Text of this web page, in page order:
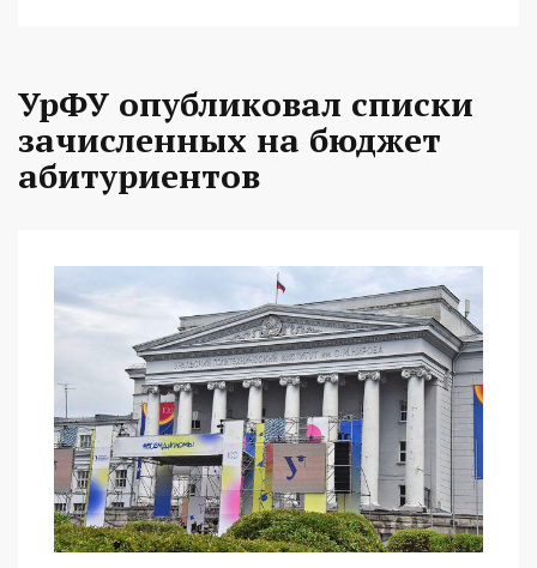
УрФУ опубликовал списки
зачисленных на бюджет
абитуриентов